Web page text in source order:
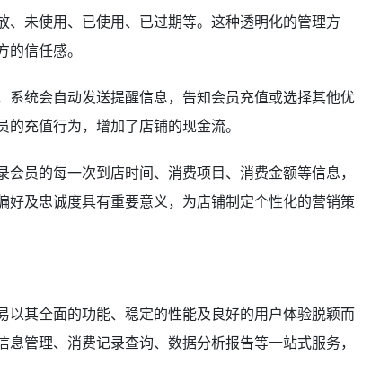
未使用、已使用、已过期等。这种透明化的管理方
信任感。
统会自动发送提醒信息，告知会员充值或选择其他优
充值行为，增加了店铺的现金流。
员的每一次到店时间、消费项目、消费金额等信息，
及忠诚度具有重要意义，为店铺制定个性化的营销策
以其全面的功能、稳定的性能及良好的用户体验脱颖而
管理、消费记录查询、数据分析报告等一站式服务，